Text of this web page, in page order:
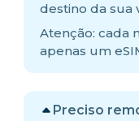
destino da sua
Atenção: cada
apenas um
Preciso